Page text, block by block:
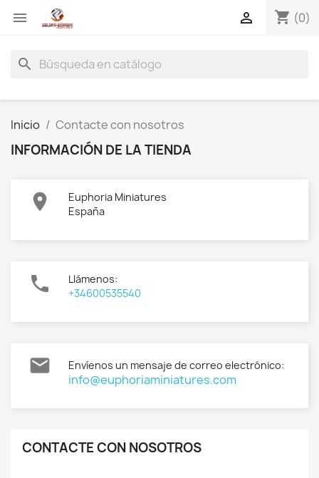
 shopping_cart (0)

search
Inicio Contacte con nosotros
INFORMACIÓN DE LA TIENDA

Euphoria Miniatures
España

Llámenos:
+34600535540
 Envíenos un mensaje de correo electrónico:
info@euphoriaminiatures.com
CONTACTE CON NOSOTROS